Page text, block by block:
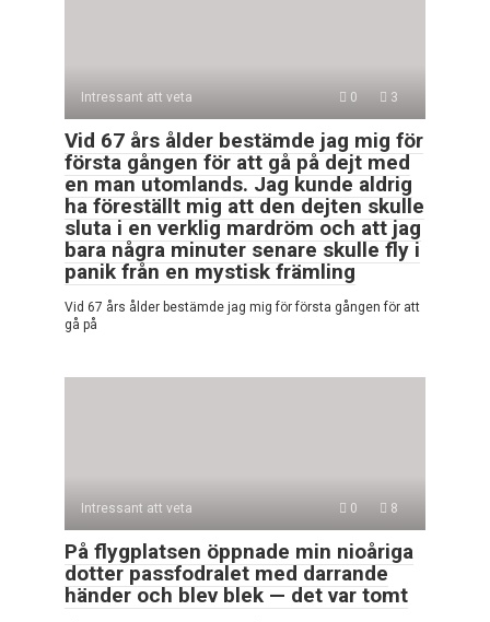
Intressant att veta 0 3
Vid 67 års ålder bestämde jag mig för
första gången för att gå på dejt med
en man utomlands. Jag kunde aldrig
ha föreställt mig att den dejten skulle
sluta i en verklig mardröm och att jag
bara några minuter senare skulle fly i
panik från en mystisk främling
Vid 67 års ålder bestämde jag mig för första gången för att
gå på
Intressant att veta 0 8
På flygplatsen öppnade min nioåriga
dotter passfodralet med darrande
händer och blev blek — det var tomt